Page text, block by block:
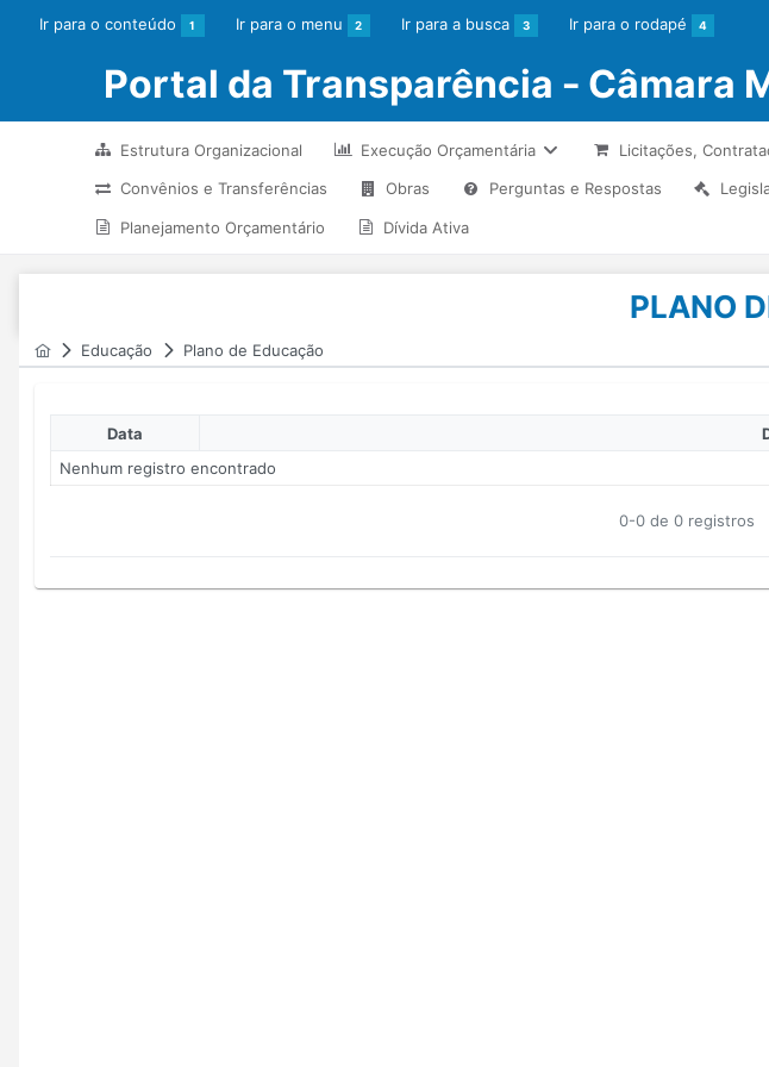
Ir para o conteúdo 1 Ir para o menu 2 Ir para a busca 3 Ir para o rodapé 4
Portal da Transparência - Câmara
Estrutura Organizacional Execução Orçamentária Licitações,
Convênios e Transferências Obras Perguntas e Respostas
Planejamento Orçamentário Dívida Ativa
PLANO
Educação Plano de Educação
Data
Nenhum registro encontrado
0-0 de 0 registros